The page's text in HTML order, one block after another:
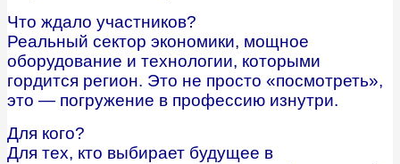
Что ждало участников?
Реальный сектор экономики, мощное
оборудование и технологии, которыми
гордится регион. Это не просто «посмотреть»,
это — погружение в профессию изнутри.
Для кого?
Для тех, кто выбирает будущее в